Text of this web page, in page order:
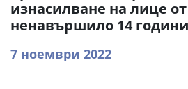
изнасилване на лице
ненавършило 14 години
7 ноември 2022